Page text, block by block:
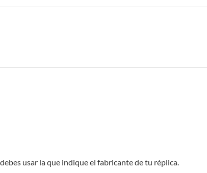
usar la que indique el fabricante de tu réplica.